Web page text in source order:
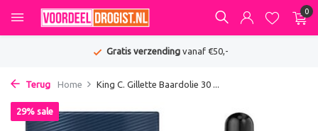
0
Gratis verzendingvanaf €50,-
Terug Home King C. Gillette Baardolie 30 ...
29% sale